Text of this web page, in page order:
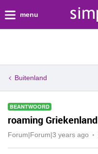
menu
Buitenland
BEANTWOORD
roaming Griekenland
Forum|Forum|3 years ago